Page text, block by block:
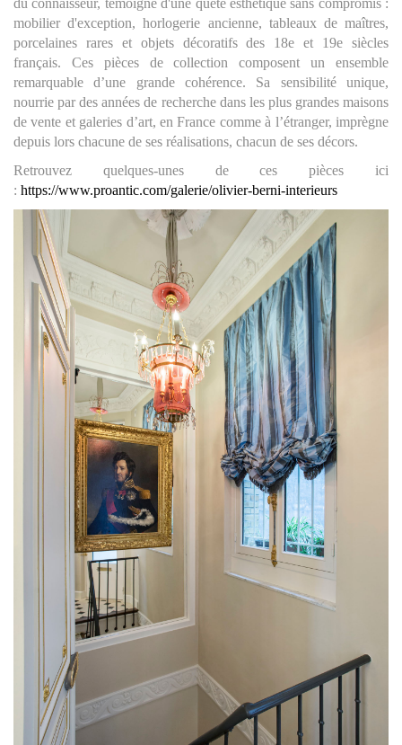
mobilier d'exception, horlogerie ancienne, tableaux de maîtres,
porcelaines rares et objets décoratifs des 18e et 19e siècles
français. Ces pièces de collection composent un ensemble
remarquable d’une grande cohérence. Sa sensibilité unique,
nourrie par des années de recherche dans les plus grandes maisons
de vente et galeries d’art, en France comme à l’étranger, imprègne
depuis lors chacune de ses réalisations, chacun de ses décors.
Retrouvez quelques-unes de ces pièces ici
: https://www.proantic.com/galerie/olivier-berni-interieurs